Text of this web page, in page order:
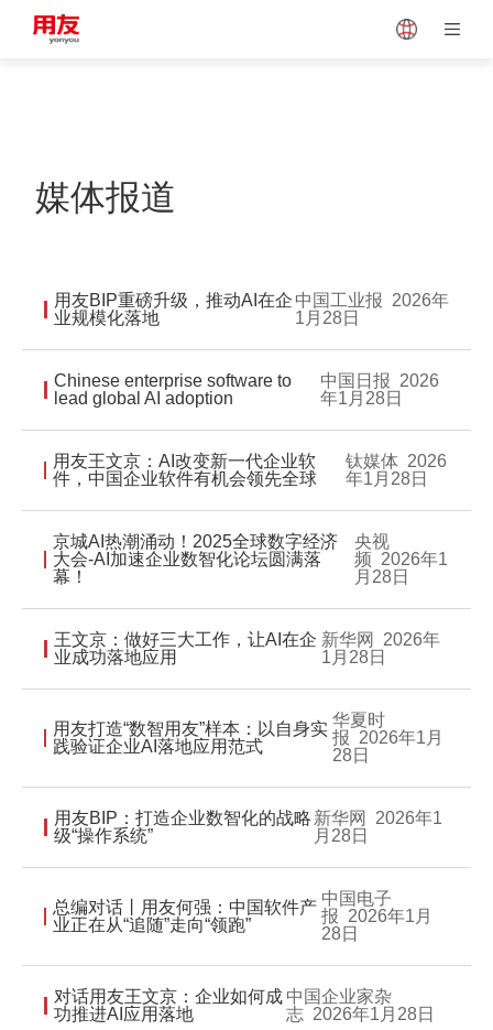
Singapore
Taiwan
媒体报道
用友BIP重磅升级，推动AI在企
业规模化落地
中国工业报 2026年
1月28日
Chinese enterprise software to
lead global AI adoption
中国日报 2026
年1月28日
用友王文京：AI改变新一代企业软
件，中国企业软件有机会领先全球
钛媒体 2026
年1月28日
京城AI热潮涌动！2025全球数字经济
大会-AI加速企业数智化论坛圆满落
幕！
央视
频 2026年1
月28日
王文京：做好三大工作，让AI在企
业成功落地应用
新华网
2026年
1月28日
用友打造“数智用友”样本：以自身实
践验证企业AI落地应用范式
华夏时
报 2026年1月
28日
用友BIP：打造企业数智化的战略
级“操作系统”
新华网
2026年1
月28日
总编对话丨用友何强：中国软件产
业正在从“追随”走向“领跑”
中国电子
报 2026年1月
28日
对话用友王文京：企业如何成
功推进AI应用落地
中国企业家杂
志 2026年1月28日